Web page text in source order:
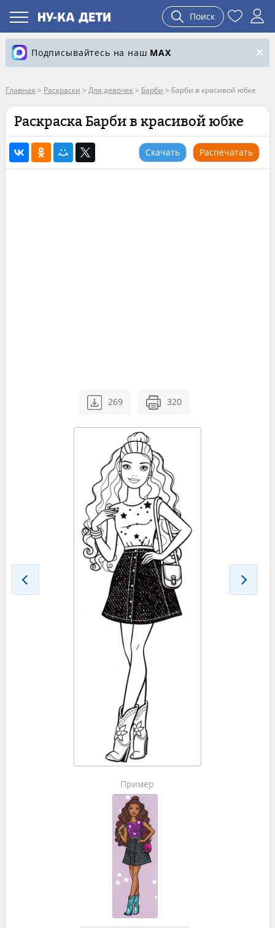
Поиск
Подписывайтесь на наш MAX
Главная > Раскраски > Для девочек> Барби > Барби в красивой юбке
Раскраска Барби в красивой юбке
Скачать Распечатать
269 320
Пример